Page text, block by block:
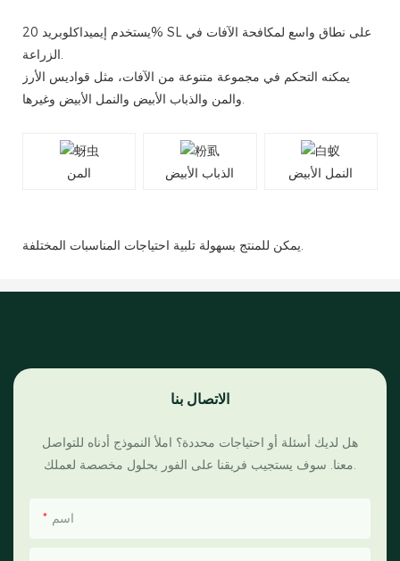
يستخدم إيميداكلوبريد 20% SL على نطاق واسع لمكافحة الآفات في
الزراعة.
يمكنه التحكم في مجموعة متنوعة من الآفات، مثل قواديس الأرز
والمن والذباب الأبيض والنمل الأبيض وغيرها.
المن الذباب الأبيض النمل الأبيض
يمكن للمنتج بسهولة تلبية احتياجات المناسبات المختلفة.
الاتصال بنا
هل لديك أسئلة أو احتياجات محددة؟ املأ النموذج أدناه للتواصل
معنا. سوف يستجيب فريقنا على الفور بحلول مخصصة لعملك.
اسم